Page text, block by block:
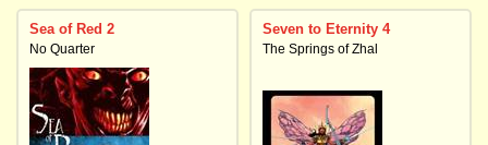
Sea of Red 2
No Quarter
Seven to Eternity 4
The Springs of Zhal